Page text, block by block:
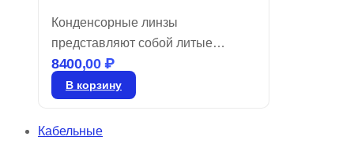
Конденсорные линзы
представляют собой литые
оптические элементы,
предназначенные для
освещения. Эти линзы могут
8400,00₽
В корзину
Кабельные